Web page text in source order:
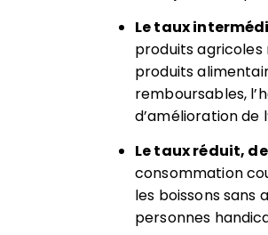
Le taux
produits
produits
remboursables,
d’amélioration de
Le taux réduit, de
consommation
les boissons sans
personnes